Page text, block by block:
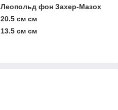
Леопольд фон Захер-Мазох
20.5 см см
13.5 см см